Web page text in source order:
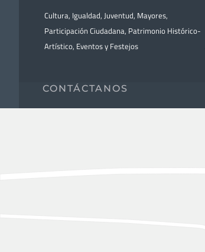
Cultura, Igualdad, Juventud, Mayores,
Participación Ciudadana, Patrimonio Histórico-
Artístico, Eventos y Festejos
CONTÁCTANOS